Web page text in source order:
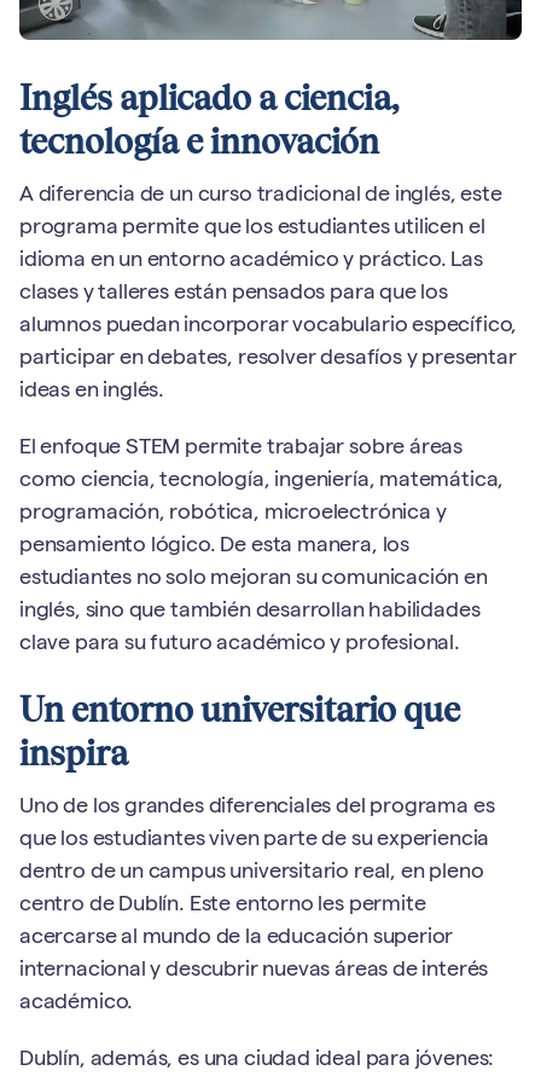
Inglés aplicado a ciencia,
tecnología e innovación
A diferencia de un curso tradicional de inglés, este
programa permite que los estudiantes utilicen el
idioma en un entorno académico y práctico. Las
clases y talleres están pensados para que los
alumnos puedan incorporar vocabulario específico,
participar en debates, resolver desafíos y presentar
ideas en inglés.
El enfoque STEM permite trabajar sobre áreas
como ciencia, tecnología, ingeniería, matemática,
programación, robótica, microelectrónica y
pensamiento lógico. De esta manera, los
estudiantes no solo mejoran su comunicación en
inglés, sino que también desarrollan habilidades
clave para su futuro académico y profesional.
Un entorno universitario que
inspira
Uno de los grandes diferenciales del programa es
que los estudiantes viven parte de su experiencia
dentro de un campus universitario real, en pleno
centro de Dublín. Este entorno les permite
acercarse al mundo de la educación superior
internacional y descubrir nuevas áreas de interés
académico.
Dublín, además, es una ciudad ideal para jóvenes: